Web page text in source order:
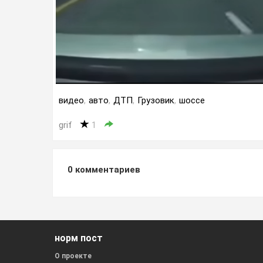
видео, авто, ДТП, Грузовик, шоссе
grif 1
0 комментариев
норм пост
О проекте